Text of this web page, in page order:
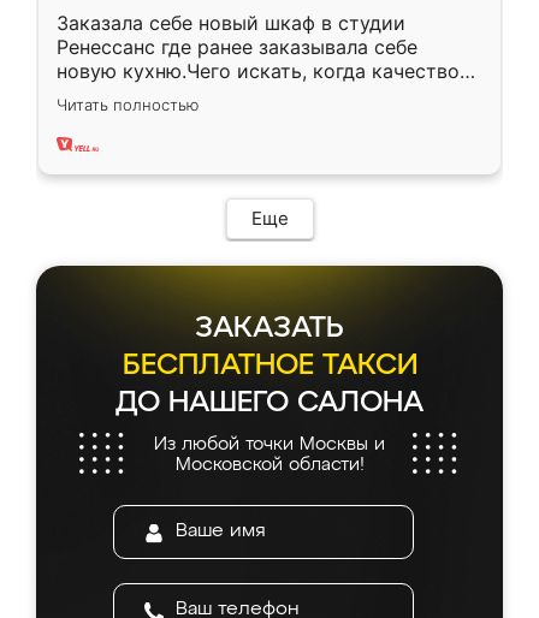
Заказала себе новый шкаф в студии
Ренессанс где ранее заказывала себе
новую кухню.Чего искать, когда качеством
вполне довольна. Служит кухня уже почти
два года, нареканий нет.
Читать полностью
Еще
ЗАКАЗАТЬ
БЕСПЛАТНОЕ ТАКСИ
ДО НАШЕГО САЛОНА
Из любой точки Москвы и
Московской области!